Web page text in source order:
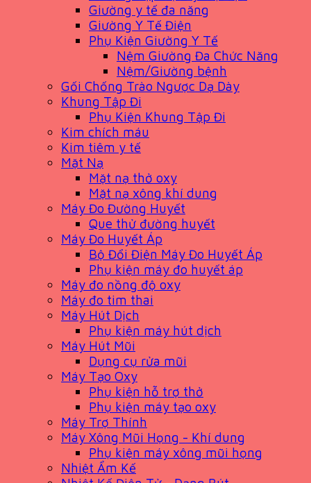
Giường y tế đa năng
Giường Y Tế Điện
Phụ Kiện Giường Y Tế
Nệm Giường Đa Chức Năng
Nệm/Giường bệnh
Gối Chống Trào Ngược Dạ Dày
Khung Tập Đi
Phụ Kiện Khung Tập Đi
Kim chích máu
Kim tiêm y tế
Mặt Nạ
Mặt nạ thở oxy
Mặt nạ xông khí dung
Máy Đo Đường Huyết
Que thử đường huyết
Máy Đo Huyết Áp
Bộ Đổi Điện Máy Đo Huyết Áp
Phụ kiện máy đo huyết áp
Máy đo nồng độ oxy
Máy đo tim thai
Máy Hút Dịch
Phụ kiện máy hút dịch
Máy Hút Mũi
Dụng cụ rửa mũi
Máy Tạo Oxy
Phụ kiện hỗ trợ thở
Phụ kiện máy tạo oxy
Máy Trợ Thính
Máy Xông Mũi Họng - Khí dung
Phụ kiện máy xông mũi họng
Nhiệt Ẩm Kế